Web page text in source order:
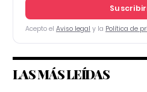
Acepto el Aviso legal y la Política de
LAS MÁS LEÍDAS